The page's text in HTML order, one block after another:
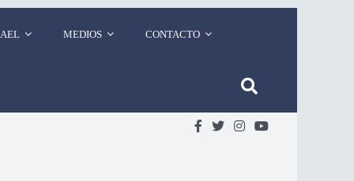
MEDIOS CONTACTO